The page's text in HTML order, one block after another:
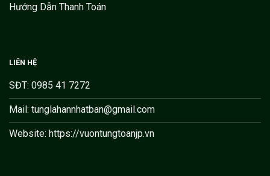
Hướng Dẫn Thanh Toán
LIÊN HỆ
SĐT: 0985 41 7272
Mail: tunglahannhatban@gmail.com
Website: https://vuontungtoanjp.vn